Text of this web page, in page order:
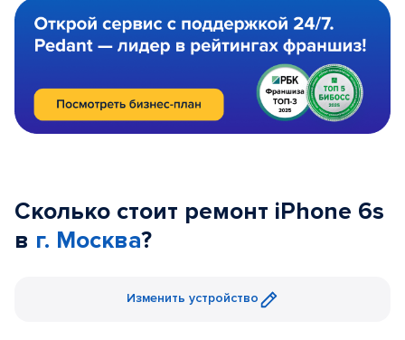
Сколько стоит ремонт iPhone 6s
в г. Москва?
Изменить устройство